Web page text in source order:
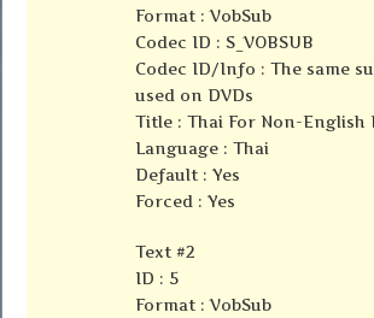
Format : VobSub
Codec ID : S_VOBSUB
Codec ID/Info : The same
used on DVDs
Title : Thai For Non-English
Language : Thai
Default : Yes
Forced : Yes
Text #2
ID : 5
Format : VobSub